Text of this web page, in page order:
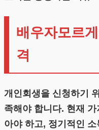
배우자모르
격
개인회생을 신청하기
족해야 합니다. 현재
아야 하고, 정기적인